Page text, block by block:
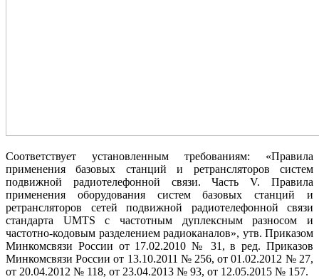
Соответствует установленным требованиям: «Правила
применения базовых станций и ретрансляторов систем
подвижной радиотелефонной связи. Часть V. Правила
применения оборудования систем базовых станций и
ретрансляторов сетей подвижной радиотелефонной связи
стандарта UMTS с частотным дуплексным разносом и
частотно-кодовым разделением радиоканалов», утв. Приказом
Минкомсвязи России от 17.02.2010 № 31, в ред. Приказов
Минкомсвязи России от 13.10.2011 № 256, от 01.02.2012 № 27,
от 20.04.2012 № 118, от 23.04.2013 № 93, от 12.05.2015 № 157.